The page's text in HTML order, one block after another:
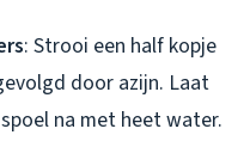
: Strooi een half kopje
door azijn. Laat
na met heet water.